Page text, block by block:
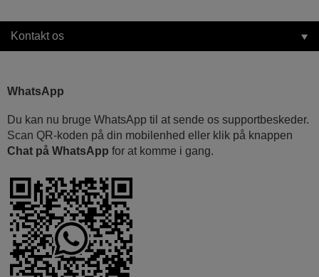
Kontakt os
WhatsApp
Du kan nu bruge WhatsApp til at sende os supportbeskeder.
Scan QR-koden på din mobilenhed eller klik på knappen
Chat på WhatsApp for at komme i gang.